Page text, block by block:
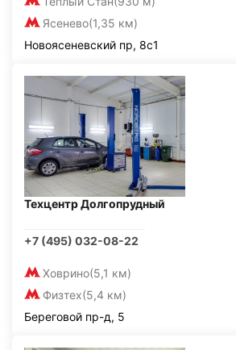
Ясенево(1,35 км)
Новоясеневский пр, 8с1
Техцентр Долгопрудный
+7 (495) 032-08-22
Ховрино(5,1 км)
Физтех(5,4 км)
Береговой пр-д, 5